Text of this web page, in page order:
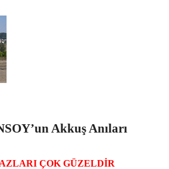
Akkuş Anıları
ÇOK GÜZELDİR